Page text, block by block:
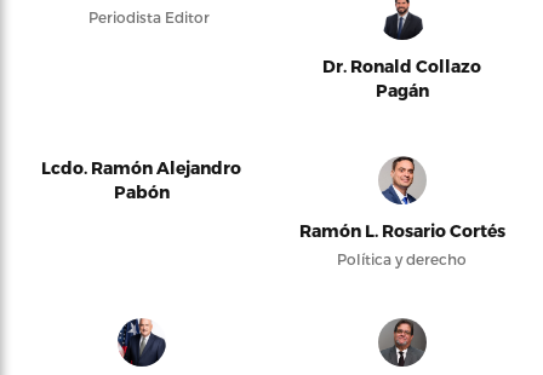
Periodista Editor
Dr. Ronald Collazo
Pagán
Lcdo. Ramón Alejandro
Pabón
Ramón L. Rosario Cortés
Política y derecho